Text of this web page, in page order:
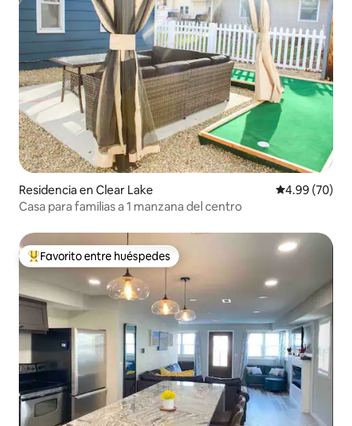
Residencia en Clear Lake Calificación
4.99 (70)
Casa para familias a 1 manzana del centro
De los mejores en Favorito entre huéspedes
Favorito entre huéspedes